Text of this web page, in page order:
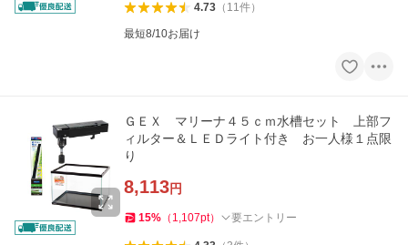
4.73（ 11件）
最短8/10お届け
ＧＥＸ マリーナ４５ｃｍ水槽セット 上部フ
ィルター＆ＬＥＤライト付き お一人様１点限
り
8,113円
15% （ 1,107pt） 要エントリー